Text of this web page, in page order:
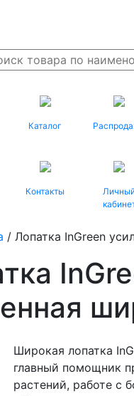
Каталог
Контакты
/ Лопатка InGreen
Широкая лопатка
главный помощник
растений, работе с